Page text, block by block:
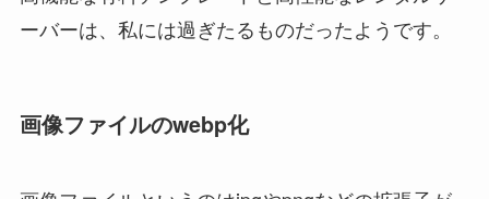
ーバーは、私には過ぎたるものだったようです。
画像ファイルのwebp化